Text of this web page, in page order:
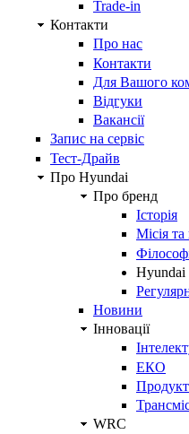
Trade-in
Контакти
Про нас
Контакти
Для Вашого
Відгуки
Вакансії
Запис на сервіс
Тест-Драйв
Про Hyundai
Про бренд
Історія
Місія та
Hyundai
Новини
Інновації
ЕКО
WRC